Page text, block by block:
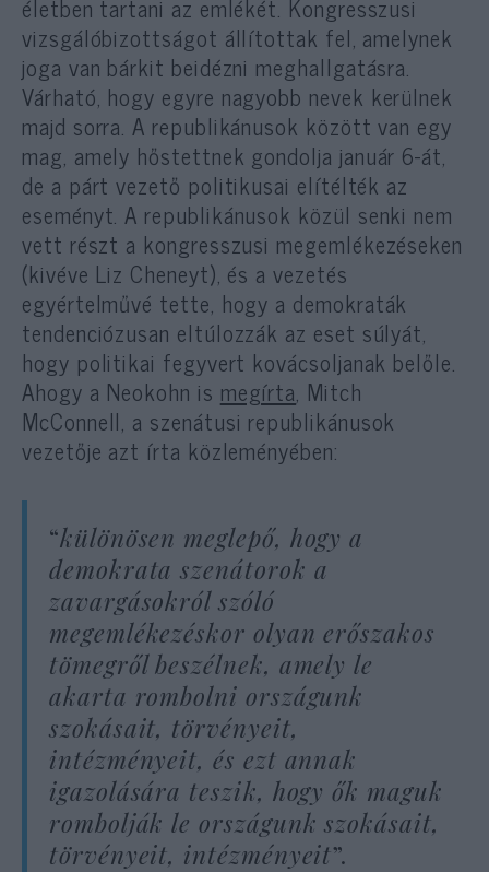
életben tartani az emlékét. Kongresszusi
vizsgálóbizottságot állítottak fel, amelynek
joga van bárkit beidézni meghallgatásra.
Várható, hogy egyre nagyobb nevek kerülnek
majd sorra. A republikánusok között van egy
mag, amely hőstettnek gondolja január 6-át,
de a párt vezető politikusai elítélték az
eseményt. A republikánusok közül senki nem
vett részt a kongresszusi megemlékezéseken
(kivéve Liz Cheneyt), és a vezetés
egyértelművé tette, hogy a demokraták
tendenciózusan eltúlozzák az eset súlyát,
hogy politikai fegyvert kovácsoljanak belőle.
Ahogy a Neokohn is megírta, Mitch
McConnell, a szenátusi republikánusok
vezetője azt írta közleményében:
“különösen meglepő, hogy a
demokrata szenátorok a
zavargásokról szóló
megemlékezéskor olyan erőszakos
tömegről beszélnek, amely le
akarta rombolni országunk
szokásait, törvényeit,
intézményeit, és ezt annak
igazolására teszik, hogy ők maguk
rombolják le országunk szokásait,
törvényeit, intézményeit”.